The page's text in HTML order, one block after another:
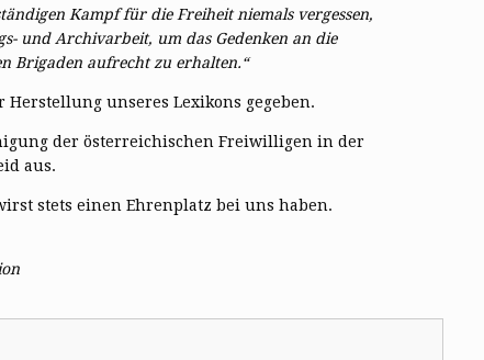
Kampf für die Freiheit niemals vergessen,
und Archivarbeit, um das Gedenken an die
Brigaden aufrecht zu erhalten.“
unseres Lexikons gegeben.
der österreichischen Freiwilligen in der
aus.
stets einen Ehrenplatz bei uns haben.